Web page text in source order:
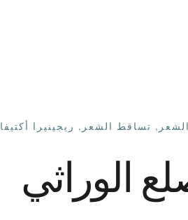
, تساقط الشعر , ريجينيرا أكتيفا
الوراثي